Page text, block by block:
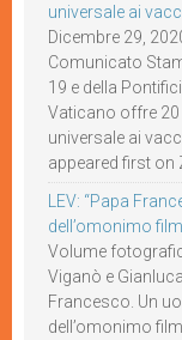
universale ai
Dicembre 29,
Comunicato
19 e della
Vaticano offre
universale ai
appeared first on
LEV: “Papa
dell’omonimo
Volume
Viganò e
Francesco. Un
dell’omonimo